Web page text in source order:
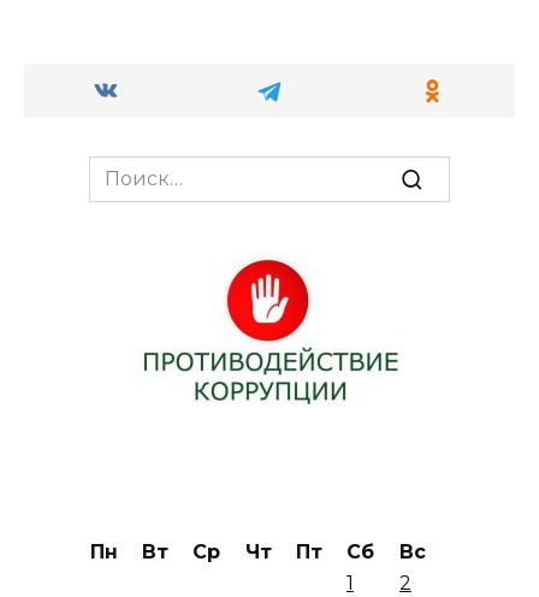
Search
for:
Пн Вт Ср Чт Пт Сб
Вс
1
2